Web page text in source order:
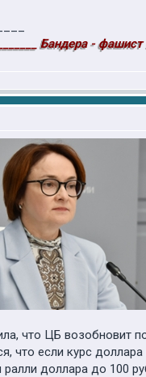
Бандера - фашист
что ЦБ возобновит
что если курс
доллара до 100